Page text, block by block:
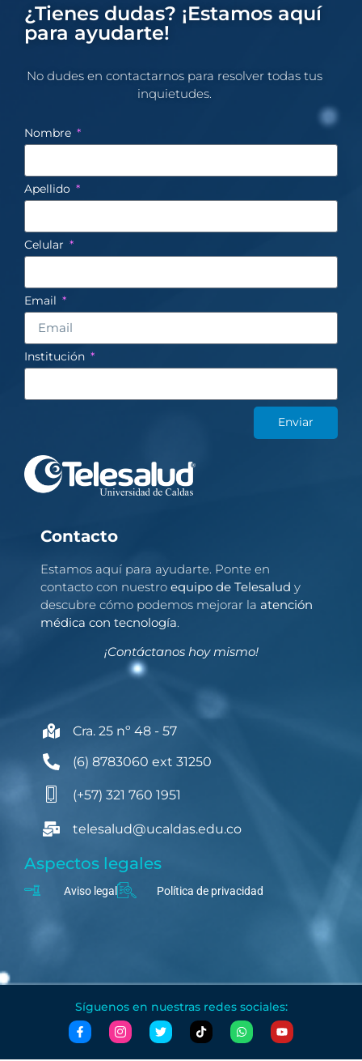
¿Tienes dudas? ¡Estamos aquí
para ayudarte!
No dudes en contactarnos para resolver todas tus
inquietudes.​
Nombre
Apellido
Celular
Email
Institución
Enviar
Contacto
Estamos aquí para ayudarte. Ponte en
contacto con nuestro equipo de Telesalud y
descubre cómo podemos mejorar la atención
médica con tecnología.
¡Contáctanos hoy mismo!
Cra. 25 nº 48 - 57
(6) 8783060 ext 31250
(+57) 321 760 1951
telesalud@ucaldas.edu.co
Aspectos legales
Aviso legal Política de privacidad
Síguenos en nuestras redes sociales: